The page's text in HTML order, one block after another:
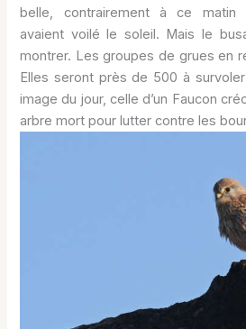
belle, contrairement à ce matin
avaient voilé le soleil. Mais le
montrer. Les groupes de grues en
Elles seront près de 500 à
image du jour, celle d’un Faucon
arbre mort pour lutter contre les